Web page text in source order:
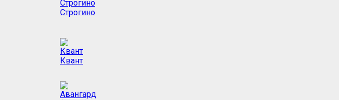
Строгино
Квант